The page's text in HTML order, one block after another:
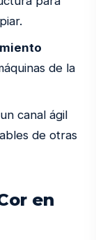
de la
un canal ágil
de otras
en